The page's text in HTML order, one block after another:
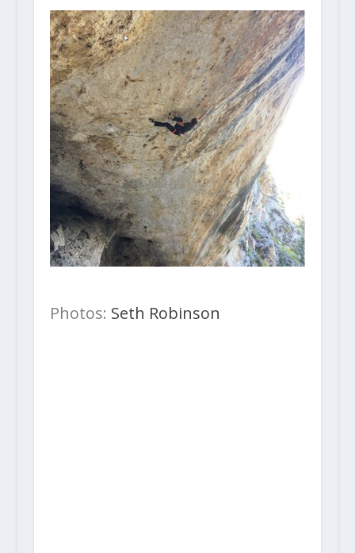
Photos: Seth Robinson